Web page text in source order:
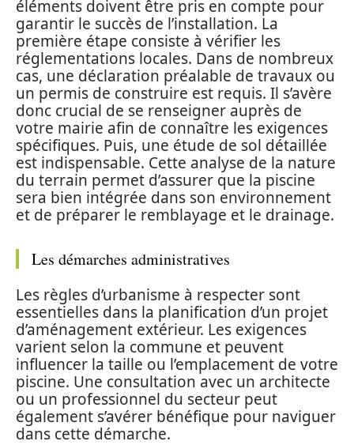
éléments doivent être pris en compte pour
garantir le succès de l’installation. La
première étape consiste à vérifier les
réglementations locales. Dans de nombreux
cas, une déclaration préalable de travaux ou
un permis de construire est requis. Il s’avère
donc crucial de se renseigner auprès de
votre mairie afin de connaître les exigences
spécifiques. Puis, une étude de sol détaillée
est indispensable. Cette analyse de la nature
du terrain permet d’assurer que la piscine
sera bien intégrée dans son environnement
et de préparer le remblayage et le drainage.
Les démarches administratives
Les règles d’urbanisme à respecter sont
essentielles dans la planification d’un projet
d’aménagement extérieur. Les exigences
varient selon la commune et peuvent
influencer la taille ou l’emplacement de votre
piscine. Une consultation avec un architecte
ou un professionnel du secteur peut
également s’avérer bénéfique pour naviguer
dans cette démarche.